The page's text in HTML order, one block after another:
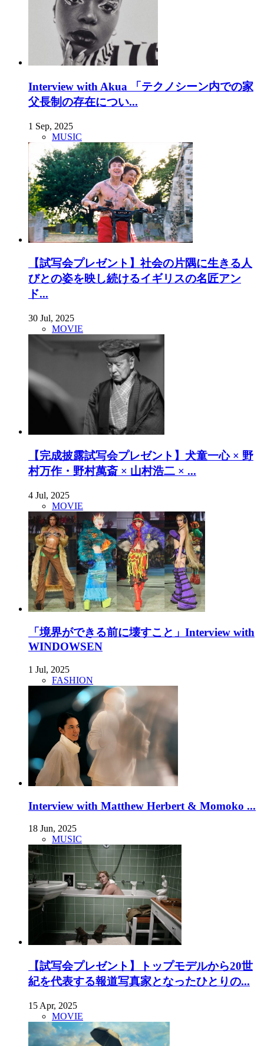
Interview with Akua 「テクノシーン内での家
父長制の存在につい...
1 Sep, 2025
MUSIC
【試写会プレゼント】社会の片隅に生きる人
びとの姿を映し続けるイギリスの名匠アン
ド...
30 Jul, 2025
MOVIE
【完成披露試写会プレゼント】犬童一心 × 野
村万作・野村萬斎 × 山村浩二 × ...
4 Jul, 2025
MOVIE
「境界ができる前に壊すこと」Interview with
WINDOWSEN
1 Jul, 2025
FASHION
Interview with Matthew Herbert & Momoko ...
18 Jun, 2025
MUSIC
【試写会プレゼント】トップモデルから20世
紀を代表する報道写真家となったひとりの...
15 Apr, 2025
MOVIE